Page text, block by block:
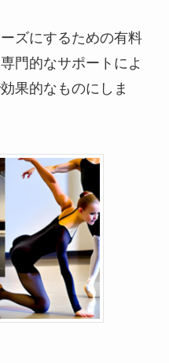
ズにするための有料
門的なサポートによ
果的なものにしま